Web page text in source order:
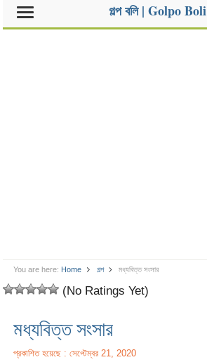
গল্প বলি | Golpo Boli
You are here: Home গল্প মধ্যবিত্ত সংসার
(No Ratings Yet)
মধ্যবিত্ত সংসার
প্রকাশিত হয়েছে : সেপ্টেম্বর 21, 2020